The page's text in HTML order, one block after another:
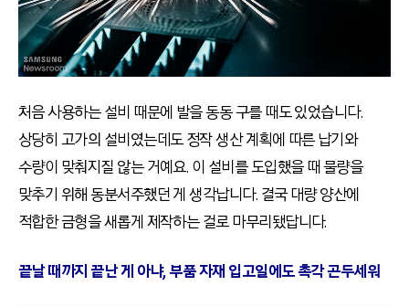
처음 사용하는 설비 때문에 발을 동동 구를 때도 있었습니다.
상당히 고가의 설비였는데도 정작 생산 계획에 따른 납기와
수량이 맞춰지질 않는 거예요. 이 설비를 도입했을 때 물량을
맞추기 위해 동분서주했던 게 생각납니다. 결국 대량 양산에
적합한 금형을 새롭게 제작하는 걸로 마무리됐답니다.
끝날 때까지 끝난 게 아냐, 부품 자재 입고일에도 촉각 곤두세워